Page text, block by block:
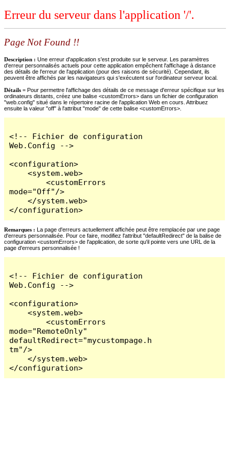
Erreur du serveur dans l'application '/'.
Page Not Found !!
Description : Une erreur d'application s'est produite sur le serveur. Les paramètres
d'erreur personnalisés actuels pour cette application empêchent l'affichage à distance
des détails de l'erreur de l'application (pour des raisons de sécurité). Cependant, ils
peuvent être affichés par les navigateurs qui s'exécutent sur l'ordinateur serveur local.
Détails = Pour permettre l'affichage des détails de ce message d'erreur spécifique sur les
ordinateurs distants, créez une balise <customErrors> dans un fichier de configuration
"web.config" situé dans le répertoire racine de l'application Web en cours. Attribuez
ensuite la valeur "off" à l'attribut "mode" de cette balise <customErrors>.
<!-- Fichier de configuration
Web.Config -->
<configuration>
    <system.web>
        <customErrors
mode="Off"/>
    </system.web>
</configuration>
Remarques : La page d'erreurs actuellement affichée peut être remplacée par une page
d'erreurs personnalisée. Pour ce faire, modifiez l'attribut "defaultRedirect" de la balise de
configuration <customErrors> de l'application, de sorte qu'il pointe vers une URL de la
page d'erreurs personnalisée !
<!-- Fichier de configuration
Web.Config -->
<configuration>
    <system.web>
        <customErrors
mode="RemoteOnly"
defaultRedirect="mycustompage.h
tm"/>
    </system.web>
</configuration>